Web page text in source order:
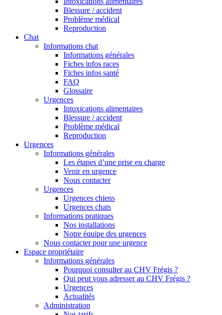
Blessure / accident
Problème médical
Reproduction
Chat
Informations chat
Informations générales
Fiches infos races
Fiches infos santé
FAQ
Glossaire
Urgences
Intoxications alimentaires
Blessure / accident
Problème médical
Reproduction
Urgences
Informations générales
Les étapes d’une prise en charge
Venir en urgence
Nous contacter
Urgences
Urgences chiens
Urgences chats
Informations pratiques
Nos installations
Notre équipe des urgences
Nous contacter pour une urgence
Espace propriétaire
Informations générales
Pourquoi consulter au CHV Frégis ?
Qui peut vous adresser au CHV Frégis ?
Urgences
Actualités
Administration